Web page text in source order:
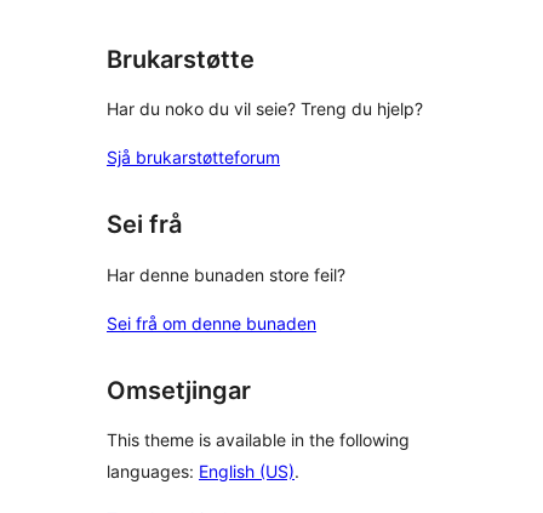
Brukarstøtte
Har du noko du vil seie? Treng du hjelp?
Sjå brukarstøtteforum
Sei frå
Har denne bunaden store feil?
Sei frå om denne bunaden
Omsetjingar
This theme is available in the following
languages: English (US).